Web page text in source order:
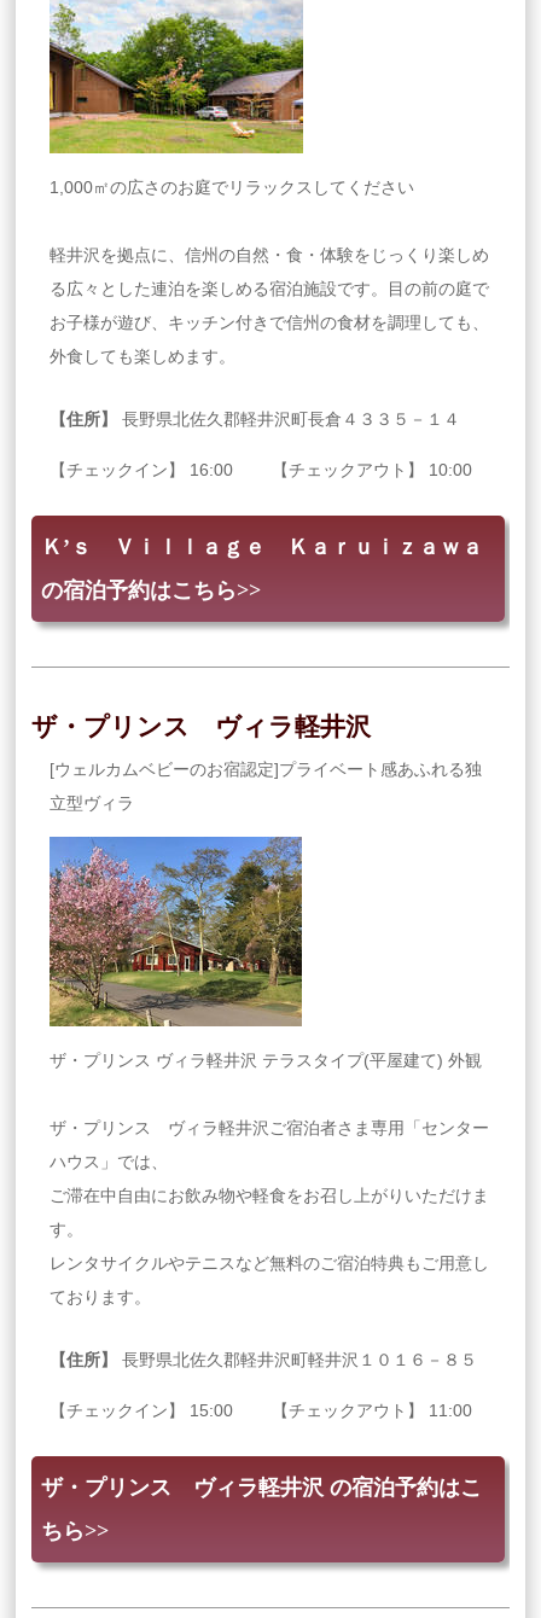
1,000㎡の広さのお庭でリラックスしてください
軽井沢を拠点に、信州の自然・食・体験をじっくり楽しめ
る広々とした連泊を楽しめる宿泊施設です。目の前の庭で
お子様が遊び、キッチン付きで信州の食材を調理しても、
外食しても楽しめます。
【住所】 長野県北佐久郡軽井沢町長倉４３３５－１４
【チェックイン】 16:00 【チェックアウト】 10:00
Ｋ’ｓ Ｖｉｌｌａｇｅ Ｋａｒｕｉｚａｗａ
の宿泊予約はこちら>>
ザ・プリンス ヴィラ軽井沢
[ウェルカムベビーのお宿認定]プライベート感あふれる独
立型ヴィラ
ザ・プリンス ヴィラ軽井沢 テラスタイプ(平屋建て) 外観
ザ・プリンス ヴィラ軽井沢ご宿泊者さま専用「センター
ハウス」では、
ご滞在中自由にお飲み物や軽食をお召し上がりいただけま
す。
レンタサイクルやテニスなど無料のご宿泊特典もご用意し
ております。
【住所】 長野県北佐久郡軽井沢町軽井沢１０１６－８５
【チェックイン】 15:00 【チェックアウト】 11:00
ザ・プリンス ヴィラ軽井沢 の宿泊予約はこ
ちら>>